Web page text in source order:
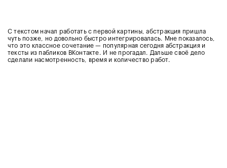
С текстом начал работать с первой картины, абстракция пришла
чуть позже, но довольно быстро интегрировалась. Мне показалось,
что это классное сочетание — популярная сегодня абстракция и
тексты из пабликов ВКонтакте. И не прогадал. Дальше своё дело
сделали насмотренность, время и количество работ.